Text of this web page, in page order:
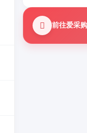
前往爱采